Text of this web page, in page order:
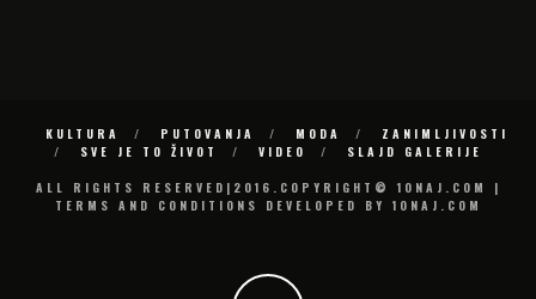
KULTURA PUTOVANJA MODA
ZANIMLJIVOSTI
SVE JE TO ŽIVOT
VIDEO
SLAJD GALERIJE
ALL RIGHTS RESERVED|2016.COPYRIGHT© 10NAJ.COM |
TERMS AND CONDITIONS DEVELOPED BY 10NAJ.COM